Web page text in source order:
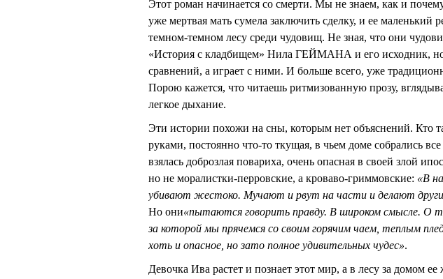
Этот роман начинается со смерти. Мы не знаем, как и
уже мертвая мать сумела заключить сделку, и ее маленький
темном-темном лесу среди чудовищ. Не зная, что они
«История с кладбищем» Нила ГЕЙМАНА и его исходник,
сравнений, а играет с ними. И больше всего, уже
Порою кажется, что читаешь ритмизованную прозу,
легкое дыхание.
Эти истории похожи на сны, которым нет объяснений. Кто
руками, постоянно что-то ткущая, в чьем доме собрались
взялась доброзлая повариха, очень опасная в своей злой
но не моралистки-перровские, а кроваво-гриммовские: «В
убивают жестоко. Мучают и рвут на части и делают
Но они«пытаются говорить правду. В широком смысле. О
за которой мы прячемся со своим горячим чаем, теплым
хоть и опасное, но зато полное удивительных чудес».
Девочка Ива растет и познает этот мир, а в лесу за домом ее